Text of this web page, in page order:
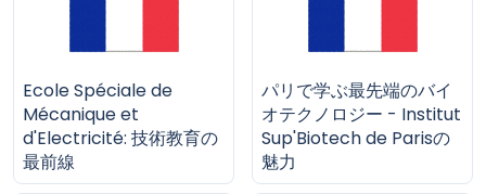
Ecole Spéciale de
Mécanique et
d'Electricité: 技術教育の
最前線
パリで学ぶ最先端のバイ
オテクノロジー - Institut
Sup'Biotech de Parisの
魅力